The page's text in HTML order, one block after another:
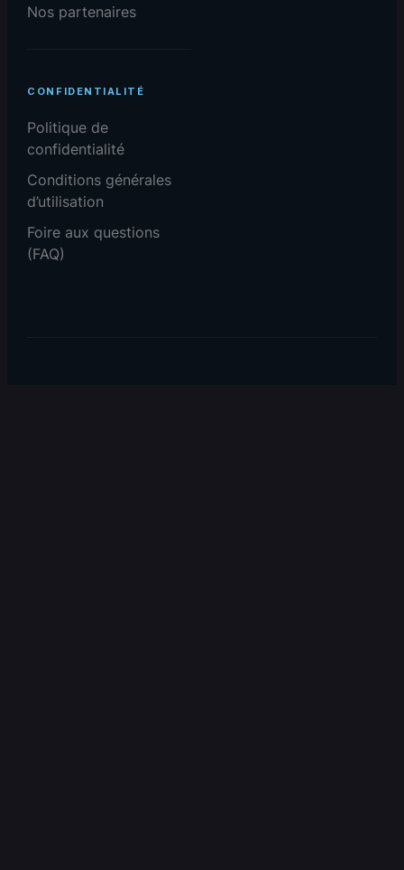
Nos partenaires
CONFIDENTIALITÉ
Politique de
confidentialité
Conditions générales
d’utilisation
Foire aux questions
(FAQ)